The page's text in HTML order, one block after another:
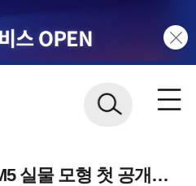
실물 모형 첫 공개…